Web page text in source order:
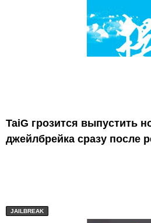
TaiG грозится выпустить
джейлбрейка сразу после
JAILBREAK